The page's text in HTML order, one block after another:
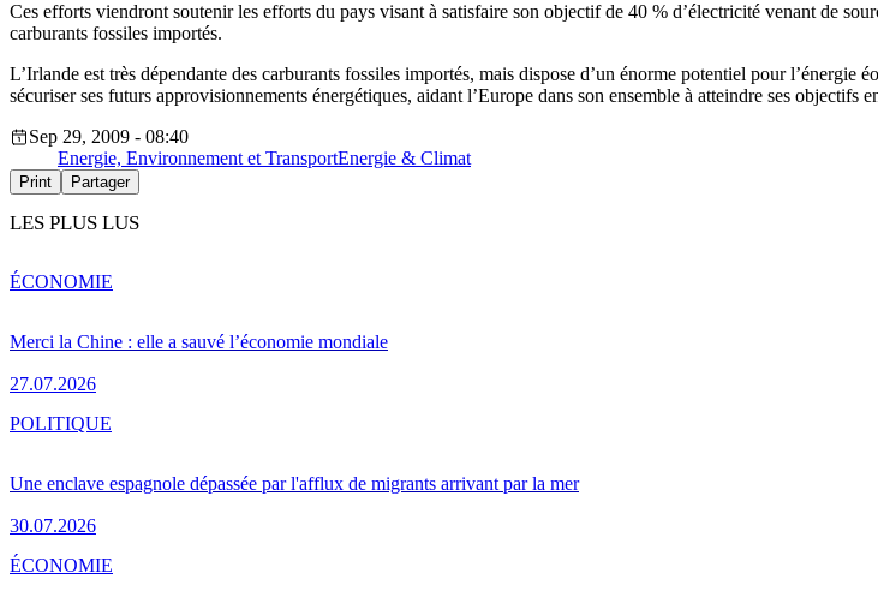
Ces efforts viendront soutenir les efforts du pays visant à satisfaire son objectif de 40 % d’électricité venant de
carburants fossiles importés.
L’Irlande est très dépendante des carburants fossiles importés, mais dispose d’un énorme potentiel pour
sécuriser ses futurs approvisionnements énergétiques, aidant l’Europe dans son ensemble à atteindre ses
Sep 29, 2009 - 08:40
Energie, Environnement et TransportEnergie & Climat
Print Partager
LES PLUS LUS
Merci la Chine : elle a sauvé l’économie mondiale
27.07.2026
ÉCONOMIE
Une enclave espagnole dépassée par l'afflux de migrants arrivant par la mer
30.07.2026
POLITIQUE
ÉCONOMIE